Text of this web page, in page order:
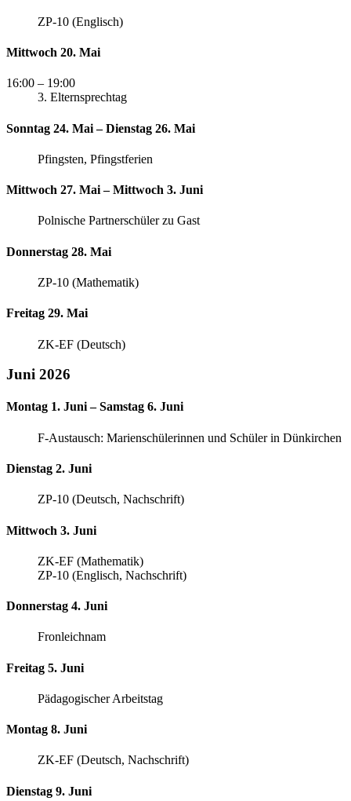
ZP-10 (Englisch)
Mittwoch 20. Mai
16:00 – 19:00
3. Elternsprechtag
Sonntag 24. Mai – Dienstag 26. Mai
Pfingsten, Pfingstferien
Mittwoch 27. Mai – Mittwoch 3. Juni
Polnische Partnerschüler zu Gast
Donnerstag 28. Mai
ZP-10 (Mathematik)
Freitag 29. Mai
ZK-EF (Deutsch)
Juni 2026
Montag 1. Juni – Samstag 6. Juni
F-Austausch: Marienschülerinnen und Schüler in Dünkirchen
Dienstag 2. Juni
ZP-10 (Deutsch, Nachschrift)
Mittwoch 3. Juni
ZK-EF (Mathematik)
ZP-10 (Englisch, Nachschrift)
Donnerstag 4. Juni
Fronleichnam
Freitag 5. Juni
Pädagogischer Arbeitstag
Montag 8. Juni
ZK-EF (Deutsch, Nachschrift)
Dienstag 9. Juni